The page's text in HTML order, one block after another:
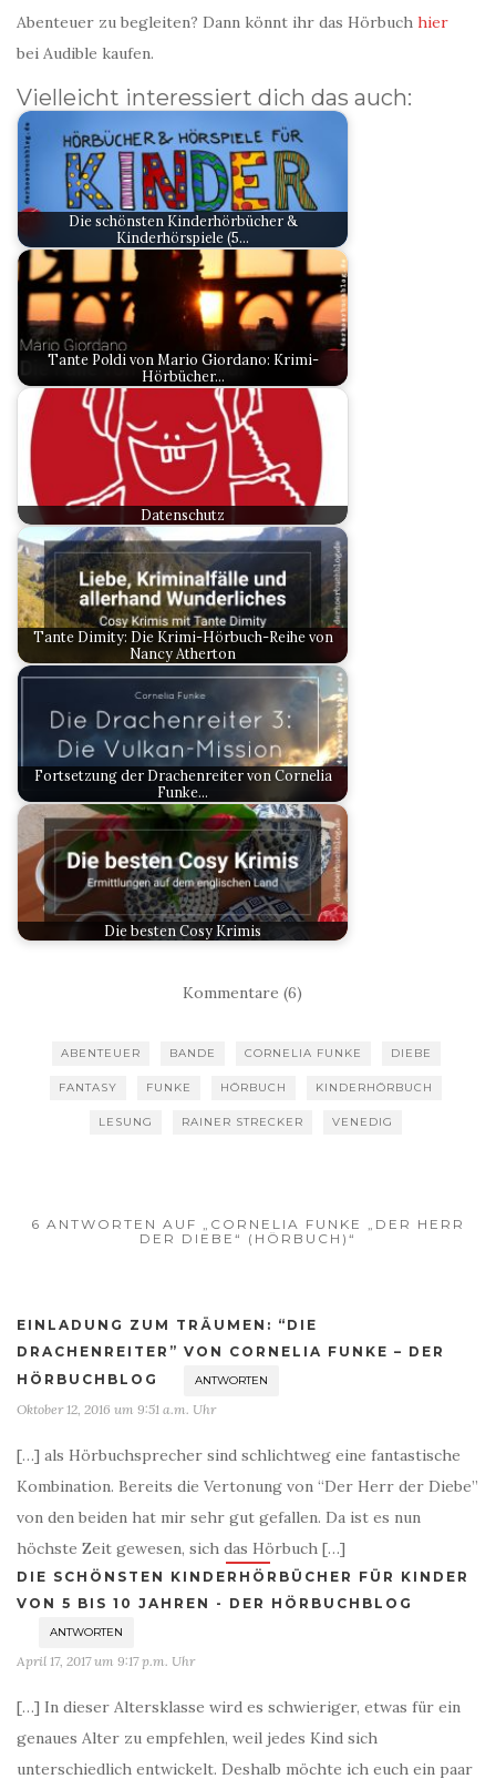
Abenteuer zu begleiten? Dann könnt ihr das Hörbuch hier
bei Audible kaufen.
Vielleicht interessiert dich das auch:
Die schönsten Kinderhörbücher &
Kinderhörspiele (5…
Tante Poldi von Mario Giordano: Krimi-
Hörbücher…
Datenschutz
Tante Dimity: Die Krimi-Hörbuch-Reihe von
Nancy Atherton
Fortsetzung der Drachenreiter von Cornelia
Funke…
Die besten Cosy Krimis
Kommentare (6)
ABENTEUER BANDE CORNELIA FUNKE DIEBE
FANTASY FUNKE HÖRBUCH KINDERHÖRBUCH
LESUNG RAINER STRECKER VENEDIG
6 ANTWORTEN AUF „CORNELIA FUNKE „DER HERR
DER DIEBE“ (HÖRBUCH)“
EINLADUNG ZUM TRÄUMEN: “DIE
DRACHENREITER” VON CORNELIA FUNKE – DER
HÖRBUCHBLOG
ANTWORTEN
Oktober 12, 2016 um 9:51 a.m. Uhr
[…] als Hörbuchsprecher sind schlichtweg eine fantastische
Kombination. Bereits die Vertonung von “Der Herr der Diebe”
von den beiden hat mir sehr gut gefallen. Da ist es nun
höchste Zeit gewesen, sich das Hörbuch […]
DIE SCHÖNSTEN KINDERHÖRBÜCHER FÜR KINDER
VON 5 BIS 10 JAHREN - DER HÖRBUCHBLOG
ANTWORTEN
April 17, 2017 um 9:17 p.m. Uhr
[…] In dieser Altersklasse wird es schwieriger, etwas für ein
genaues Alter zu empfehlen, weil jedes Kind sich
unterschiedlich entwickelt. Deshalb möchte ich euch ein paar